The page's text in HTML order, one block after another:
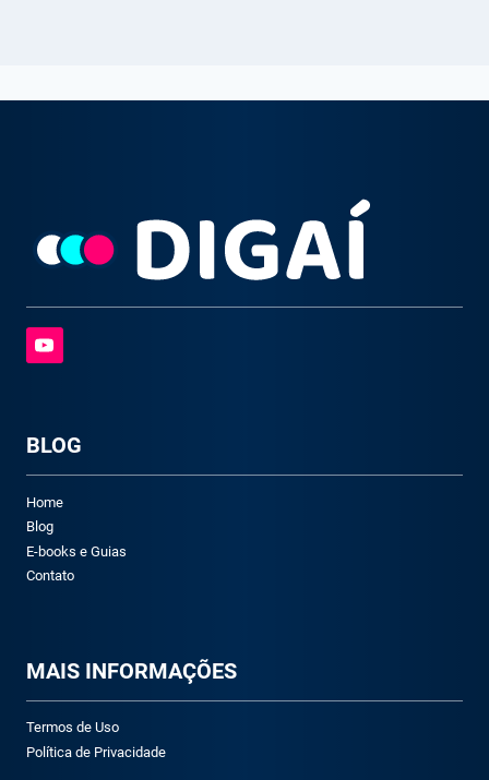
BLOG
Home
Blog
E-books e Guias
Contato
MAIS INFORMAÇÕES
Termos de Uso
Política de Privacidade